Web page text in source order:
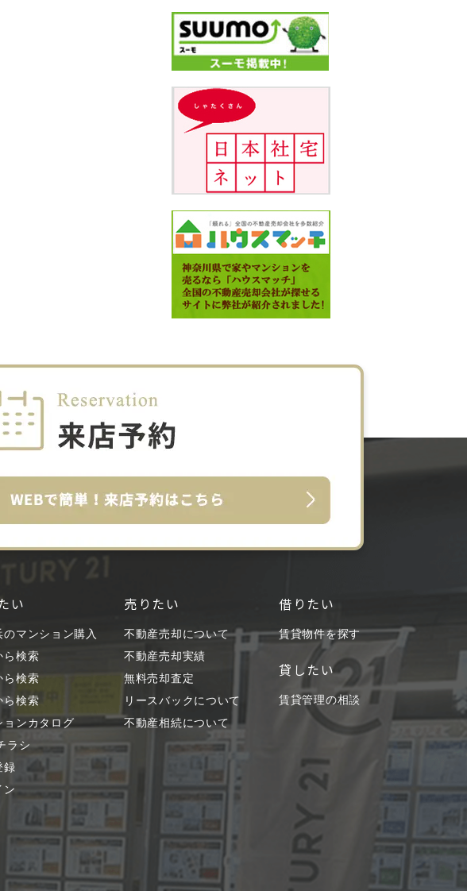
い
のマンション購入
ら検索
ら検索
ら検索
ョンカタログ
ラシ
録
ン
売りたい
不動産売却について
不動産売却実績
無料売却査定
リースバックについて
不動産相続について
借りたい
賃貸物件を探す
貸したい
賃貸管理の相談